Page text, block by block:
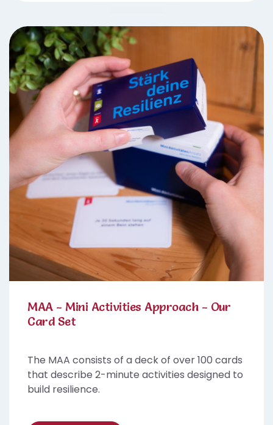
MAA - Mini Activities Approach - Our
Card Set
The MAA consists of a deck of over 100 cards
that describe 2-minute activities designed to
build resilience.